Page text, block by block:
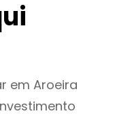
em Aroeira